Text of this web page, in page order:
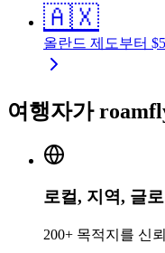
🇦🇽
올란드 제도부터 $
여행자가
로컬, 지역, 글
200+ 목적지를 신